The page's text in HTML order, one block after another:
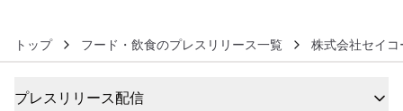
トップ フード・飲食のプレスリリース一覧 株式会社セイコ
プレスリリース配信